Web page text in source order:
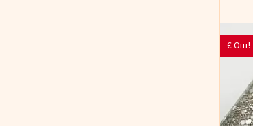
Є Опт!